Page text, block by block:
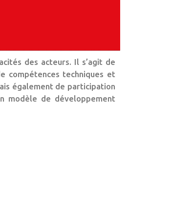
des acteurs. Il s’agit de
compétences techniques et
également de participation
modèle de développement